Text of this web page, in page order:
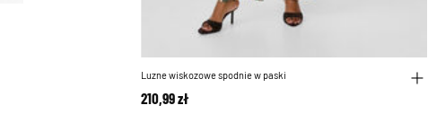
Luzne wiskozowe spodnie w paski
210,99 zł